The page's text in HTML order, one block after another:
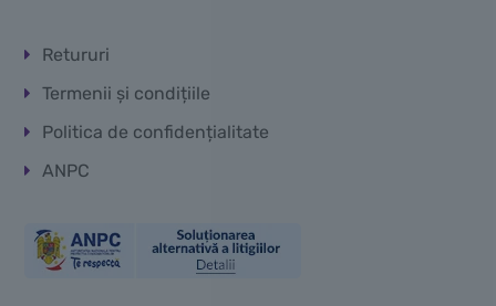
Retururi
Termenii și condițiile
Politica de confidențialitate
ANPC